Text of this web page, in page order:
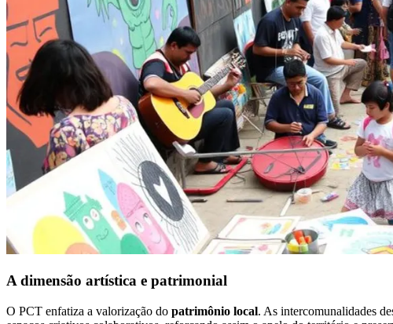
A dimensão artística e patrimonial
O PCT enfatiza a valorização do patrimônio local. As intercomunalidades